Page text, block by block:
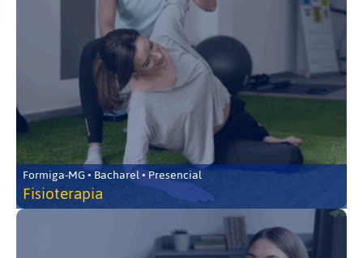
Formiga-MG • Bacharel • Presencial
Fisioterapia